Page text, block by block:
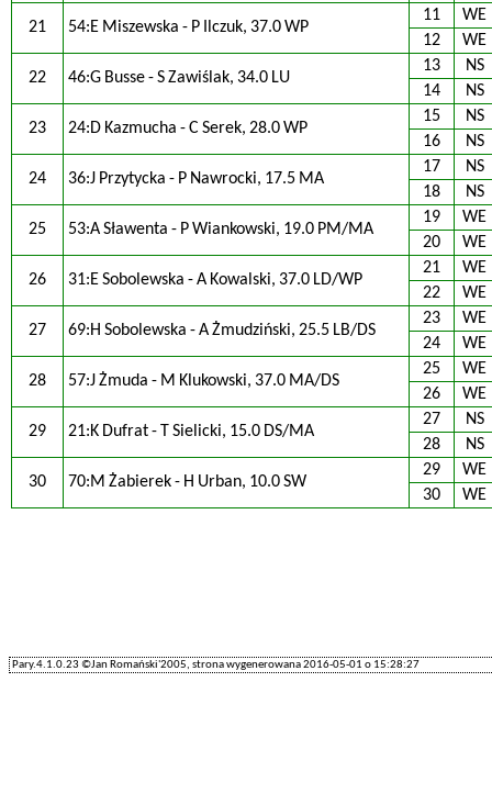
21 54:E Miszewska - P Ilczuk, 37.0 WP
11
WE
12
WE
22 46:G Busse - S Zawiślak, 34.0 LU
13
NS
14
NS
23 24:D Kazmucha - C Serek, 28.0 WP
15
NS
16
NS
24 36:J Przytycka - P Nawrocki, 17.5 MA
17
NS
18
NS
25 53:A Sławenta - P Wiankowski, 19.0 PM/MA
19
WE
20
WE
26 31:E Sobolewska - A Kowalski, 37.0 LD/WP
21
WE
22
WE
27 69:H Sobolewska - A Żmudziński, 25.5 LB/DS
23
WE
24
WE
28 57:J Żmuda - M Klukowski, 37.0 MA/DS
25
WE
26
WE
29 21:K Dufrat - T Sielicki, 15.0 DS/MA
27
NS
28
NS
30 70:M Żabierek - H Urban, 10.0 SW
29
WE
30
WE
Pary.4.1.0.23 ©Jan Romański'2005, strona wygenerowana 2016-05-01 o 15:28:27